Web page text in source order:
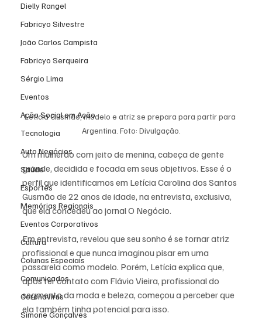
Dielly Rangel
Fabricyo Silvestre
João Carlos Campista
Fabricyo Serqueira
Sérgio Lima
Eventos
Ação Social em Ação
Tecnologia
Auto Negócios
Saúde
Esportes
Memórias Regionais
Eventos Corporativos
Cultura
Colunas Especiais
Comunicados
Coronavírus
Simone Gonçalves
Letícia Gusmão, modelo e atriz se prepara para partir para
Argentina. Foto: Divulgação.
Um mulherão com jeito de menina, cabeça de gente
grande, decidida e focada em seus objetivos. Esse é o
perfil que identificamos em Letícia Carolina dos Santos
Gusmão de 22 anos de idade, na entrevista, exclusiva,
que ela concedeu ao jornal O Negócio.
Em entrevista, revelou que seu sonho é se tornar atriz
profissional e que nunca imaginou pisar em uma
passarela como modelo. Porém, Letícia explica que,
após ter contato com Flávio Vieira, profissional do
segmento da moda e beleza, começou a perceber que
ela também tinha potencial para isso.